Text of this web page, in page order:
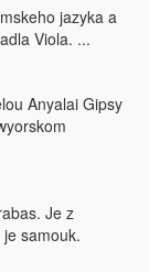
jazyka a
Viola. ...
Anyalai Gipsy
Je z
samouk.